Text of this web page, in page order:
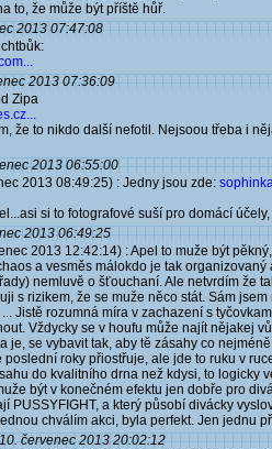
to, že může být příště hůř.
2013 07:47:08
2013 07:36:09
Zipa
že to nikdo další nefotil. Nejsoou třeba i
2013 06:55:00
2013 08:49:25) : Jedny jsou zde:
si to fotografové suší pro domácí
2013 06:49:25
2013 12:42:14) : Apel to muže být
a vesměs málokdo je tak
nemluvě o šťouchaní. Ale netvrdím že
s rizikem, že se muže něco stát. Sám
Jistě rozumná míra v zachazení s
Vždycky se v houfu může najít nějakej
je, se vybavit tak, aby tě zásahy co
poslední roky přiostřuje, ale jde to ruku v
do kvalitního drna než kdysi, to logicky
být v konečném efektu jen dobře pro
PUSSYFIGHT, a který působí divácky
chválím akci, byla perfekt. Jen jednu
10. červenec 2013 20:02:12